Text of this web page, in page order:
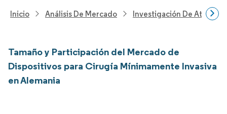
Inicio Análisis De Mercado Investigación De
Tamaño y Participación del Mercado de
Dispositivos para Cirugía Mínimamente Invasiva
en Alemania